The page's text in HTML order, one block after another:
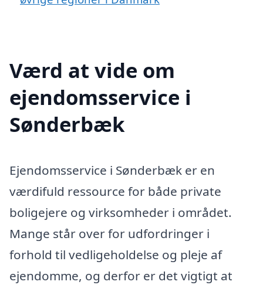
Værd at vide om
ejendomsservice i
Sønderbæk
Ejendomsservice i Sønderbæk er en
værdifuld ressource for både private
boligejere og virksomheder i området.
Mange står over for udfordringer i
forhold til vedligeholdelse og pleje af
ejendomme, og derfor er det vigtigt at